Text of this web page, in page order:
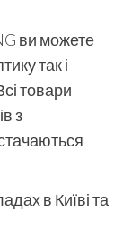
ви можете
так і
товари
з
в Київі та